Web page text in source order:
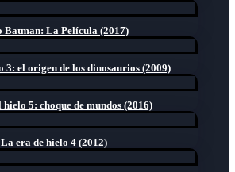
Batman: La Película (2017)
3: el origen de los dinosaurios (2009)
5: choque de mundos (2016)
La era de hielo 4 (2012)